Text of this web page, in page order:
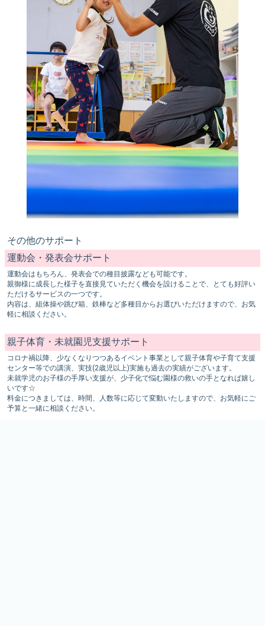
その他のサポート
運動会・発表会サポート
運動会はもちろん、発表会での種目披露なども可能です。
親御様に成長した様子を直接見ていただく機会を設けることで、とても好評い
ただけるサービスの一つです。
内容は、組体操や跳び箱、鉄棒など多種目からお選びいただけますので、お気
軽に相談ください。
親子体育・未就園児支援サポート
コロナ禍以降、少なくなりつつあるイベント事業として親子体育や子育て支援
センター等での講演、実技(2歳児以上)実施も過去の実績がございます。
未就学児のお子様の手厚い支援が、少子化で悩む園様の救いの手となれば嬉し
いです☆
料金につきましては、時間、人数等に応じて変動いたしますので、お気軽にご
予算と一緒に相談ください。